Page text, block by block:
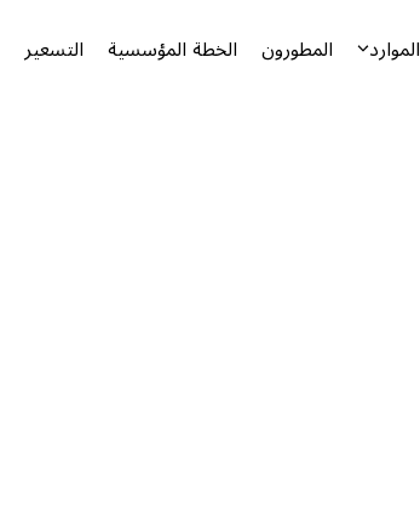
الموارد المطورون الخطة المؤسسية التسعير